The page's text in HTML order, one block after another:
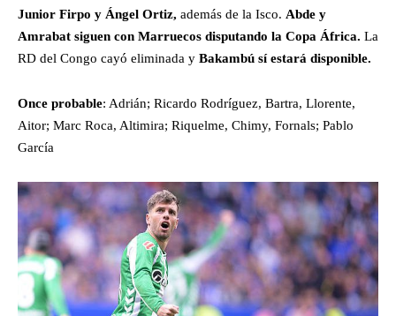
Junior Firpo y Ángel Ortiz, además de la Isco. Abde y
Amrabat siguen con Marruecos disputando la Copa África. La
RD del Congo cayó eliminada y Bakambú sí estará disponible.
Once probable: Adrián; Ricardo Rodríguez, Bartra, Llorente,
Aitor; Marc Roca, Altimira; Riquelme, Chimy, Fornals; Pablo
García